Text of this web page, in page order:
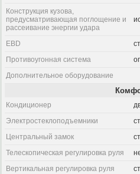
Конструкция кузова,
предусматривающая поглощение и
рассеивание энергии удара
EBD
Противоугонная система
Дополнительное оборудование
Кондиционер
Электростеклоподъемники
Центральный замок
Телескопическая регулировка руля
Вертикальная регулировка руля